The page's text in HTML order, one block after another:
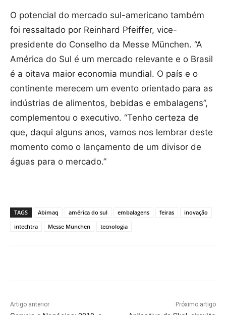
O potencial do mercado sul-americano também
foi ressaltado por Reinhard Pfeiffer, vice-
presidente do Conselho da Messe München. “A
América do Sul é um mercado relevante e o Brasil
é a oitava maior economia mundial. O país e o
continente merecem um evento orientado para as
indústrias de alimentos, bebidas e embalagens”,
complementou o executivo. “Tenho certeza de
que, daqui alguns anos, vamos nos lembrar deste
momento como o lançamento de um divisor de
águas para o mercado.”
TAGS Abimaq américa do sul embalagens feiras
inovação
intechtra
Messe München tecnologia
Artigo anterior Próximo artigo